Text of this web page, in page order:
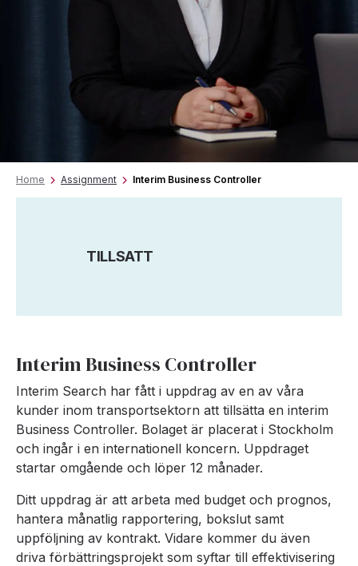
Home Assignment Interim Business Controller
TILLSATT
Interim Business Controller
Interim Search har fått i uppdrag av en av våra
kunder inom transportsektorn att tillsätta en interim
Business Controller. Bolaget är placerat i Stockholm
och ingår i en internationell koncern. Uppdraget
startar omgående och löper 12 månader.
Ditt uppdrag är att arbeta med budget och prognos,
hantera månatlig rapportering, bokslut samt
uppföljning av kontrakt. Vidare kommer du även
driva förbättringsprojekt som syftar till effektivisering